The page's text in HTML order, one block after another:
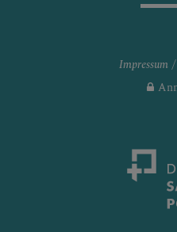
Impressum